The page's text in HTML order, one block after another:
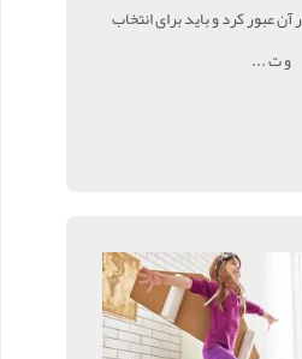
عبور کرد و باید برای انتخاب
و ت ...